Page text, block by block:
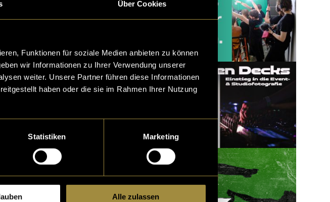
Über Cookies
Funktionen für soziale Medien anbieten zu können
wir Informationen zu Ihrer Verwendung unserer
weiter. Unsere Partner führen diese Informationen
haben oder die sie im Rahmen Ihrer Nutzung
Statistiken Marketing
Alle zulassen